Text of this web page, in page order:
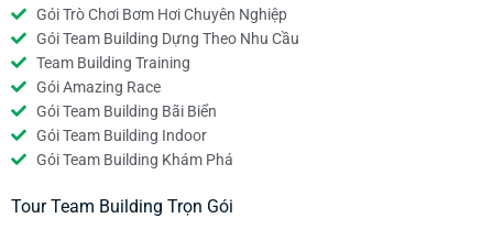
Gói Trò Chơi Bơm Hơi Chuyên Nghiệp
Gói Team Building Dựng Theo Nhu Cầu
Team Building Training
Gói Amazing Race
Gói Team Building Bãi Biển
Gói Team Building Indoor
Gói Team Building Khám Phá
Tour Team Building Trọn Gói